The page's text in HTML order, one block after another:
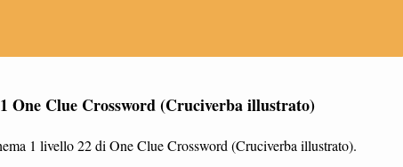
One Clue Crossword (Cruciverba illustrato)
1 livello 22 di One Clue Crossword (Cruciverba illustrato).